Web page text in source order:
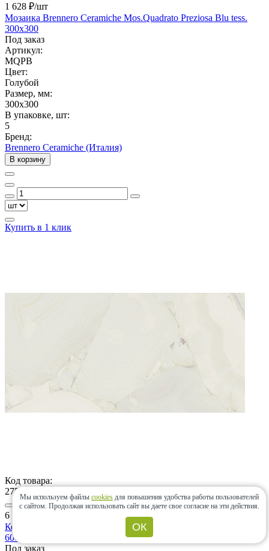
1 628 ₽/шт
Мозаика Brennero Ceramiche Mos.Quadrato Preziosa Blu tess.
300x300
Под заказ
Артикул:
MQPB
Цвет:
Голубой
Размер, мм:
300x300
В упаковке, шт:
5
Бренд:
Brennero Ceramiche (Италия)
В корзину
Купить в 1 клик
Код товара:
27503
6 994 ₽
Керамогранит Brennero Ceramiche PREZIOSA LIGHT lap/ret
600x1200
Под заказ
Мы используем файлы cookies для повышения удобства работы пользователей
с сайтом. Продолжая использовать сайт вы даете свое согласие на эти действия.
ОК